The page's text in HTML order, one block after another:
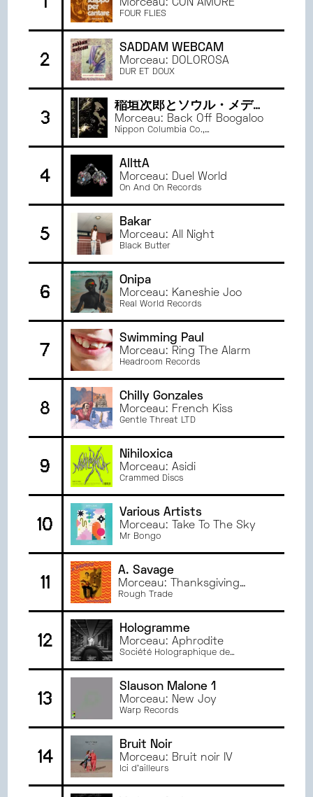
NOVEMBRE2024
OCTOBRE2024
SEPTEMBRE2024
JUIN2024
2024
AVRIL2024
MARS2024
FÉVRIER2024
JANVIER2024
DÉCEMBRE
2023
NOVEMBRE 2023
OCTOBRE2023
SEPTEMBRE2023
2023
AVRIL2023
MARS2023
FÉVRIER2023
JANVIER2023
JUIN2022
2022
AVRIL2022
MARS2022
ANGERS
ORLÉANS
PARIS
RENNES
Morceau: CON AMORE
FOUR FLIES
2
SADDAM WEBCAM
Morceau: DOLOROSA
DUR ET DOUX
3
稲垣次郎とソウル・メディ
ア
Morceau: Back Off Boogaloo
Nippon Columbia Co.,
4
AllttA
Morceau: Duel World
On And On Records
5
Bakar
Morceau: All Night
Black Butter
6
Onipa
Morceau: Kaneshie Joo
Real World Records
7
Swimming Paul
Morceau: Ring The Alarm
Headroom Records
8
Chilly Gonzales
Morceau: French Kiss
Gentle Threat LTD
9
Nihiloxica
Morceau: Asidi
Crammed Discs
10
Various Artists
Morceau: Take To The Sky
Mr Bongo
11
A. Savage
Morceau: Thanksgiving
Prayer
Rough Trade
12
Hologramme
Morceau: Aphrodite
Société Holographique de
13
Slauson Malone 1
Morceau: New Joy
Warp Records
14
Bruit Noir
Morceau: Bruit noir IV
Ici d'ailleurs